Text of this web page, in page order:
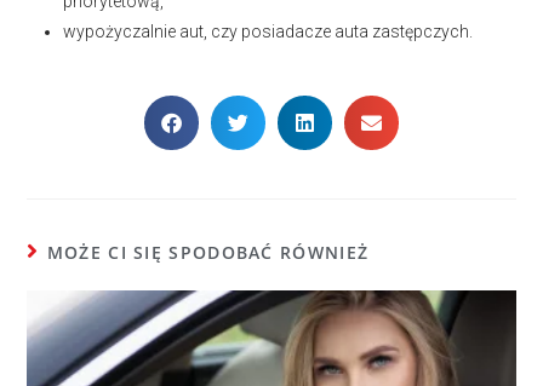
wypożyczalnie aut, czy posiadacze auta zastępczych.
MOŻE CI SIĘ SPODOBAĆ RÓWNIEŻ